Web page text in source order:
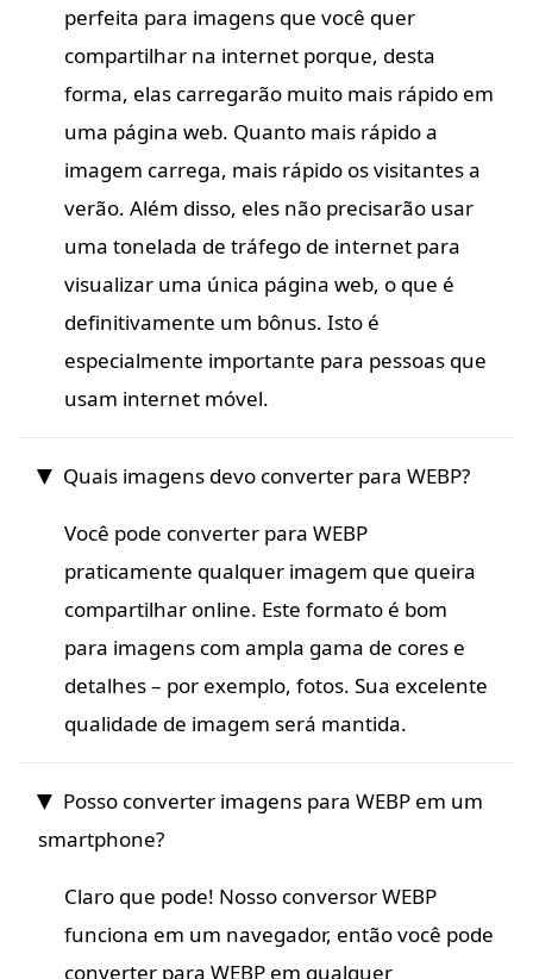
perfeita para imagens que você quer
compartilhar na internet porque, desta
forma, elas carregarão muito mais rápido em
uma página web. Quanto mais rápido a
imagem carrega, mais rápido os visitantes a
verão. Além disso, eles não precisarão usar
uma tonelada de tráfego de internet para
visualizar uma única página web, o que é
definitivamente um bônus. Isto é
especialmente importante para pessoas que
usam internet móvel.
Quais imagens devo converter para WEBP?
Você pode converter para WEBP
praticamente qualquer imagem que queira
compartilhar online. Este formato é bom
para imagens com ampla gama de cores e
detalhes – por exemplo, fotos. Sua excelente
qualidade de imagem será mantida.
Posso converter imagens para WEBP em um
smartphone?
Claro que pode! Nosso conversor WEBP
funciona em um navegador, então você pode
converter para WEBP em qualquer